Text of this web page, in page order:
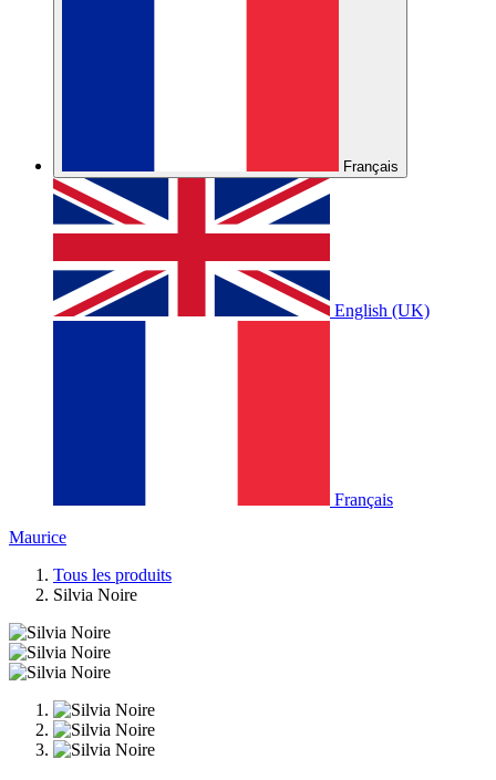
Français
English (UK)
Français
Maurice
Tous les produits
Silvia Noire